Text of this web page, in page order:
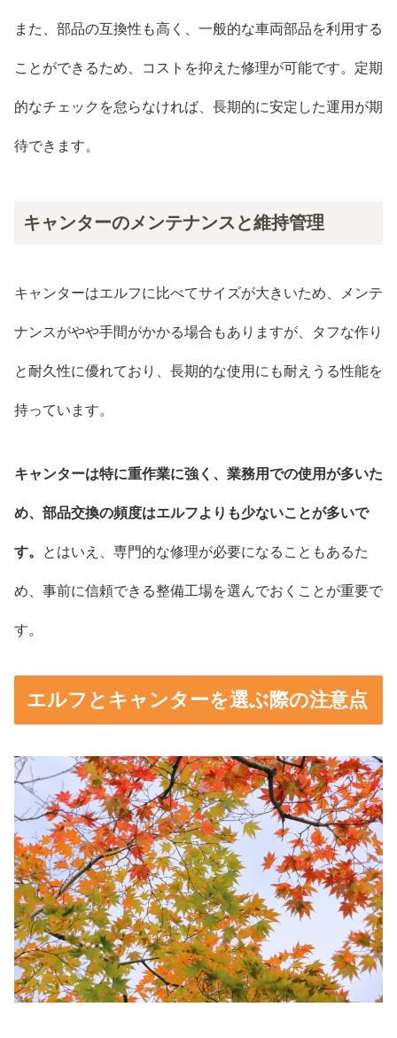
また、部品の互換性も高く、一般的な車両部品を利用する
ことができるため、コストを抑えた修理が可能です。定期
的なチェックを怠らなければ、長期的に安定した運用が期
待できます。
キャンターのメンテナンスと維持管理
キャンターはエルフに比べてサイズが大きいため、メンテ
ナンスがやや手間がかかる場合もありますが、タフな作り
と耐久性に優れており、長期的な使用にも耐えうる性能を
持っています。
キャンターは特に重作業に強く、業務用での使用が多いた
め、部品交換の頻度はエルフよりも少ないことが多いで
す。 とはいえ、専門的な修理が必要になることもあるた
め、事前に信頼できる整備工場を選んでおくことが重要で
す。
エルフとキャンターを選ぶ際の注意点